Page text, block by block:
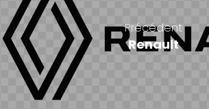
Précédent
Renault